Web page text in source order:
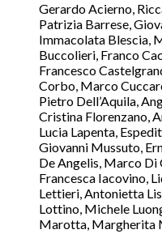
Gerardo Acierno,
Patrizia Barrese,
Immacolata Blescia,
Buccolieri, Franco
Francesco
Corbo, Marco
Pietro Dell’Aquila,
Cristina Florenzano,
Lucia Lapenta,
Giovanni Mussuto,
De Angelis, Marco Di
Francesca Iacovino,
Lettieri, Antonietta
Lottino, Michele
Marotta, Margherita